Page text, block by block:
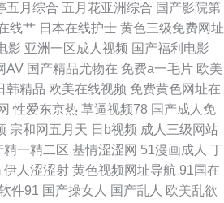
刺激91 久久人人超碰 91户外 久久婷婷视频小
碰婷婷色 美日韩一二三 五月婷婷网站 激情夜
激情网 日本无码五区 在线肏屄网 黄色视频网
传媒AV导航 欧美色图第一页 超碰中文人妻 日
专区 人妖自慰网址 综合网日韩 精品九九久久
五月综合 五月花亚洲综合 国产影院第
线艹 日本在线护士 黄色三级免费网址
影 亚洲一区成人视频 国产福利电影
AV 国产精品尤物在 免费a一毛片 欧美
韩精品 欧美在线视频 免费黄色网址在
性爱东京热 草逼视频78 国产成人免
宗和网五月天 日b视频 成人三级网站
精一精二区 基情涩涩网 51漫画成人 丁
伊人涩涩射 黄色视频网址导航 91国在
件91 国产操女人 国产乱人 欧美乱欲